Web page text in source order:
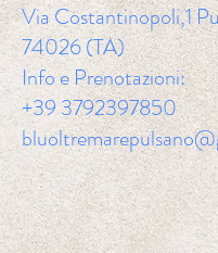
Via Costantinopoli,1
74026 (TA)
Info e Prenotazioni:
+39 3792397850